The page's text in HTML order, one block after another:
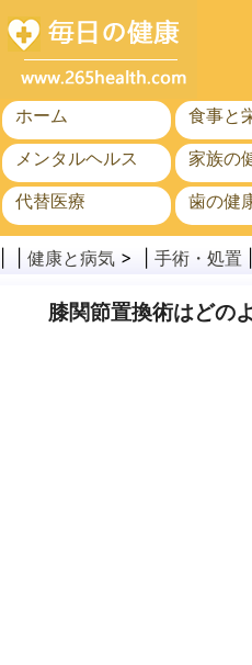
ホーム
食事と
メンタルヘルス
家族の
代替医療
歯の健
がん
公衆衛
健康と病気 > | 手術・処置
膝関節置換術はどの